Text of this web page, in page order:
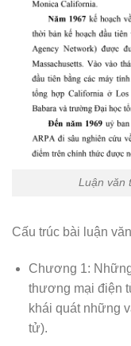
Luận văn
Cấu trúc bài luận
Chương 1:
thương mại điện
khái quát những
tử).